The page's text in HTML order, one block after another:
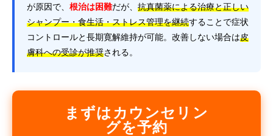
が原因で、 根治は困難だが、 抗真菌薬による治療と正しい
シャンプー・食生活・ストレス管理を継続することで症状
コントロールと長期寛解維持が可能。改善しない場合は皮
膚科への受診が推奨される。
まずはカウンセリン
グを予約